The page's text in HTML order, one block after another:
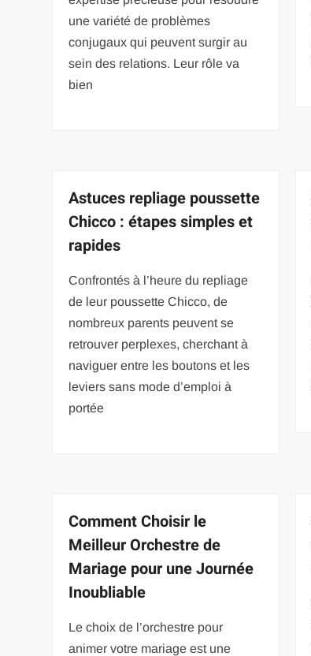
une variété de problèmes
conjugaux qui peuvent surgir au
sein des relations. Leur rôle va
bien
Astuces repliage poussette
Chicco : étapes simples et
rapides
Confrontés à l’heure du repliage
de leur poussette Chicco, de
nombreux parents peuvent se
retrouver perplexes, cherchant à
naviguer entre les boutons et les
leviers sans mode d’emploi à
portée
Comment Choisir le
Meilleur Orchestre de
Mariage pour une Journée
Inoubliable
Le choix de l’orchestre pour
animer votre mariage est une